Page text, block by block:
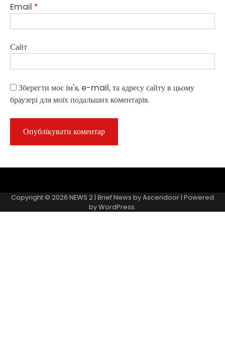
Email *
Сайт
Зберегти моє ім'я, e-mail, та адресу сайту в цьому
браузері для моїх подальших коментарів.
Page
Copyright © 2026 NEWS 2| Brief News byAscendoor| Powered
byWordPress.